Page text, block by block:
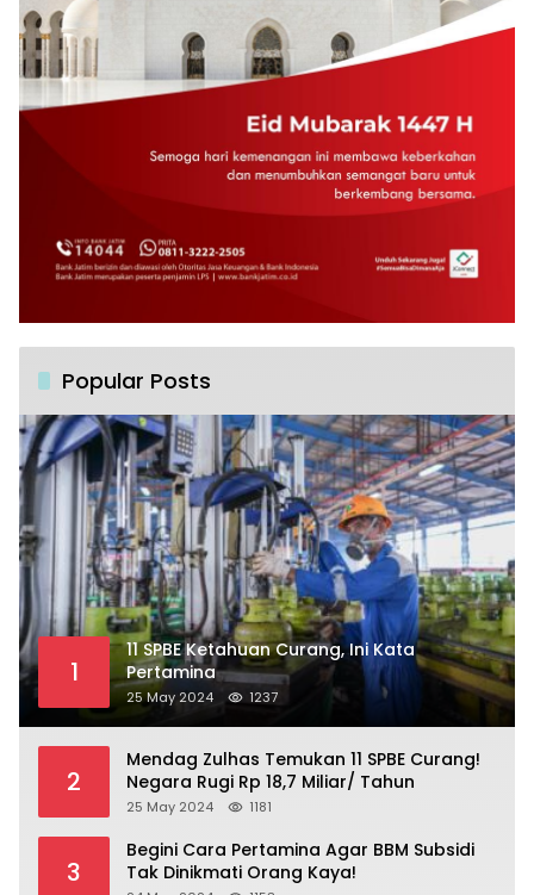
Popular Posts
1
11 SPBE Ketahuan Curang, Ini Kata
Pertamina
25 May 2024 1237
2
Mendag Zulhas Temukan 11 SPBE Curang!
Negara Rugi Rp 18,7 Miliar/ Tahun
25 May 2024 1181
3
Begini Cara Pertamina Agar BBM Subsidi
Tak Dinikmati Orang Kaya!